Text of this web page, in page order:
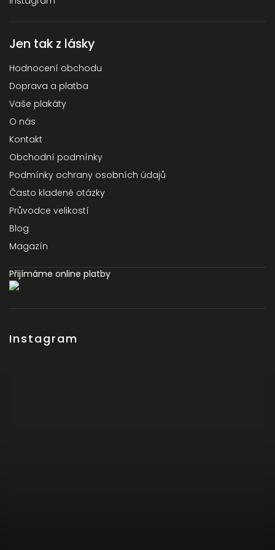
Jen tak z lásky
Hodnocení obchodu
Doprava a platba
Vaše plakáty
O nás
Kontakt
Obchodní podmínky
Podmínky ochrany osobních údajů
Často kladené otázky
Průvodce velikostí
Blog
Magazín
Přijímáme online platby
Instagram